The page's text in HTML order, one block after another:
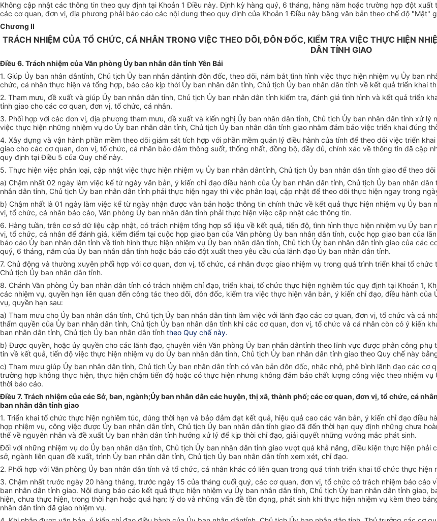
Không cập nhật các thông tin theo quy định tại Khoản 1 Điều này. Định kỳ hàng quý, 6 tháng, hàng năm hoặc trường hợp đột xuất
các cơ quan, đơn vị, địa phương phải báo cáo các nội dung theo quy định của Khoản 1 Điều này bằng văn bản theo chế độ "Mật"
Chương II
TRÁCH NHIỆM CỦA TỔ CHỨC, CÁ NHÂN TRONG VIỆC THEO DÕI, ĐÔN ĐỐC, KIỂM TRA VIỆC THỰC HIỆN
DÂN TỈNH GIAO
Điều 6. Trách nhiệm của Văn phòng Ủy ban nhân dân tỉnh Yên Bái
1. Giúp Ủy ban nhân dântỉnh, Chủ tịch Ủy ban nhân dântỉnh đôn đốc, theo dõi, nắm bắt tình hình việc thực hiện nhiệm vụ Ủy ban nh
chức, cá nhân thực hiện và tổng hợp, báo cáo kịp thời Ủy ban nhân dân tỉnh, Chủ tịch Ủy ban nhân dân tỉnh về kết quả triển khai
2. Tham mưu, đề xuất và giúp Ủy ban nhân dân tỉnh, Chủ tịch Ủy ban nhân dân tỉnh kiểm tra, đánh giá tình hình và kết quả triển
tỉnh giao cho các cơ quan, đơn vị, tổ chức, cá nhân.
3. Phối hợp với các đơn vị, địa phương tham mưu, đề xuất và kiến nghị Ủy ban nhân dân tỉnh, Chủ tịch Ủy ban nhân dân tỉnh xử lý
việc thực hiện những nhiệm vụ do Ủy ban nhân dân tỉnh, Chủ tịch Ủy ban nhân dân tỉnh giao nhằm đảm bảo việc triển khai đúng th
4. Xây dựng và vận hành phần mềm theo dõi giám sát tích hợp với phần mềm quản lý điều hành của tỉnh để theo dõi việc triển
giao cho các cơ quan, đơn vị, tổ chức, cá nhân bảo đảm thông suốt, thống nhất, đồng bộ, đầy đủ, chính xác về thông tin đã cập
quy định tại Điều 5 của Quy chế này.
5. Thực hiện việc phân loại, cập nhật việc thực hiện nhiệm vụ Ủy ban nhân dântỉnh, Chủ tịch Ủy ban nhân dân tỉnh giao để theo d
a) Chậm nhất 02 ngày làm việc kể từ ngày văn bản, ý kiến chỉ đạo điều hành của Ủy ban nhân dân tỉnh, Chủ tịch Ủy ban nhân dân
nhân dân tỉnh, Chủ tịch Ủy ban nhân dân tỉnh phải thực hiện ngay thì việc phân loại, cập nhật để theo dõi thực hiện ngay trong ng
b) Chậm nhất là 01 ngày làm việc kể từ ngày nhận được văn bản hoặc thông tin chính thức về kết quả thực hiện nhiệm vụ Ủy ban
vị, tổ chức, cá nhân báo cáo, Văn phòng Ủy ban nhân dân tỉnh phải thực hiện việc cập nhật các thông tin.
6. Hàng tuần, trên cơ sở dữ liệu cập nhật, có trách nhiệm tổng hợp số liệu về kết quả, tiến độ, tình hình thực hiện nhiệm vụ Ủy ban
vị, tổ chức, cá nhân để đánh giá, kiểm điểm tại cuộc họp giao ban của Văn phòng Ủy ban nhân dân tỉnh, cuộc họp giao ban của l
báo cáo Ủy ban nhân dân tỉnh về tình hình thực hiện nhiệm vụ Ủy ban nhân dân tỉnh, Chủ tịch Ủy ban nhân dân tỉnh giao của các
quý, 6 tháng, năm của Ủy ban nhân dân tỉnh hoặc báo cáo đột xuất theo yêu cầu của lãnh đạo Ủy ban nhân dân tỉnh.
7. Chủ động và thường xuyên phối hợp với cơ quan, đơn vị, tổ chức, cá nhân được giao nhiệm vụ trong quá trình triển khai tổ chức
Chủ tịch Ủy ban nhân dân tỉnh.
8. Chánh Văn phòng Ủy ban nhân dân tỉnh có trách nhiệm chỉ đạo, triển khai, tổ chức thực hiện nghiêm túc quy định tại Khoản 1,
các nhiệm vụ, quyền hạn liên quan đến công tác theo dõi, đôn đốc, kiểm tra việc thực hiện văn bản, ý kiến chỉ đạo, điều hành của
vụ, quyền hạn sau:
a) Tham mưu cho Ủy ban nhân dân tỉnh, Chủ tịch Ủy ban nhân dân tỉnh làm việc với lãnh đạo các cơ quan, đơn vị, tổ chức và cá
thẩm quyền của Ủy ban nhân dân tỉnh, Chủ tịch Ủy ban nhân dân tỉnh khi các cơ quan, đơn vị, tổ chức và cá nhân còn có ý kiến kh
ban nhân dân tỉnh, Chủ tịch Ủy ban nhân dân tỉnh theo Quy chế này.
b) Được quyền, hoặc ủy quyền cho các lãnh đạo, chuyên viên Văn phòng Ủy ban nhân dântỉnh theo lĩnh vực được phân công phụ
tin về kết quả, tiến độ việc thực hiện nhiệm vụ do Ủy ban nhân dân tỉnh, Chủ tịch Ủy ban nhân dân tỉnh giao theo Quy chế này b
c) Tham mưu giúp Ủy ban nhân dân tỉnh, Chủ tịch Ủy ban nhân dân tỉnh có văn bản đôn đốc, nhắc nhở, phê bình lãnh đạo các cơ
trường hợp không thực hiện, thực hiện chậm tiến độ hoặc có thực hiện nhưng không đảm bảo chất lượng công việc theo nhiệm vụ
thời báo cáo.
Điều 7. Trách nhiệm của các Sở, ban, ngành;Ủy ban nhân dân các huyện, thị xã, thành phố; các cơ quan, đơn vị, tổ chức, cá
ban nhân dân tỉnh giao
1. Triển khai tổ chức thực hiện nghiêm túc, đúng thời hạn và bảo đảm đạt kết quả, hiệu quả cao các văn bản, ý kiến chỉ đạo điều h
hợp nhiệm vụ, công việc được Ủy ban nhân dân tỉnh, Chủ tịch Ủy ban nhân dân tỉnh giao đã đến thời hạn quy định những chưa ho
thể về nguyên nhân và đề xuất Ủy ban nhân dân tỉnh hướng xử lý để kịp thời chỉ đạo, giải quyết những vướng mắc phát sinh.
Đối với những nhiệm vụ do Ủy ban nhân dân tỉnh, Chủ tịch Ủy ban nhân dân tỉnh giao vượt quá khả năng, điều kiện thực hiện phải
sở, ngành liên quan đề xuất, trình Ủy ban nhân dân tỉnh, Chủ tịch Ủy ban nhân dân tỉnh xem xét, chỉ đạo.
2. Phối hợp với Văn phòng Ủy ban nhân dân tỉnh và tổ chức, cá nhân khác có liên quan trong quá trình triển khai tổ chức thực hiện
3. Chậm nhất trước ngày 20 hàng tháng, trước ngày 15 của tháng cuối quý, các cơ quan, đơn vị, tổ chức có trách nhiệm báo cáo v
ban nhân dân tỉnh giao. Nội dung báo cáo kết quả thực hiện nhiệm vụ Ủy ban nhân dân tỉnh, Chủ tịch Ủy ban nhân dân tỉnh giao,
hiện, chưa thực hiện, trong thời hạn hoặc quá hạn; lý do và những vấn đề tồn đọng, phát sinh khi thực hiện nhiệm vụ kèm theo b
nhân dân tỉnh đã giao nhiệm vụ.